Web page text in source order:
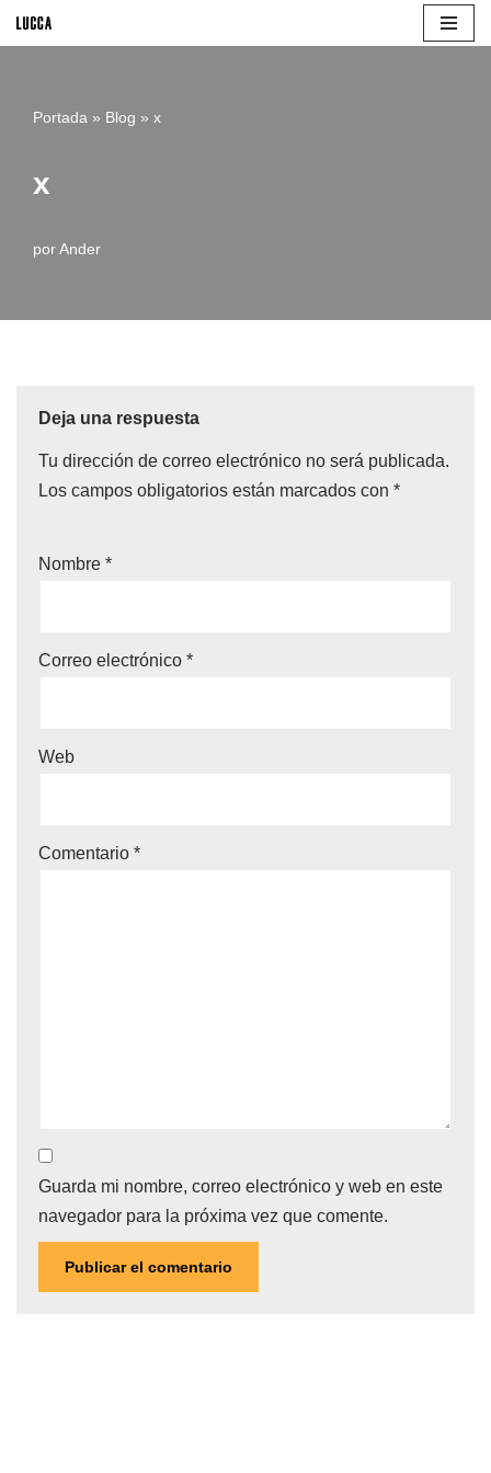
contenido
Portada » Blog » x
x
porAnder
Deja una respuesta
Tu dirección de correo electrónico no será publicada.
Los campos obligatorios están marcados con *
Nombre *
Correo electrónico *
Web
Comentario *
Guarda mi nombre, correo electrónico y web en este
navegador para la próxima vez que comente.